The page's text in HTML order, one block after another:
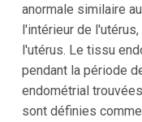
anormale similaire
l'intérieur de
l'utérus. Le tissu
pendant la période
endométrial
sont définies